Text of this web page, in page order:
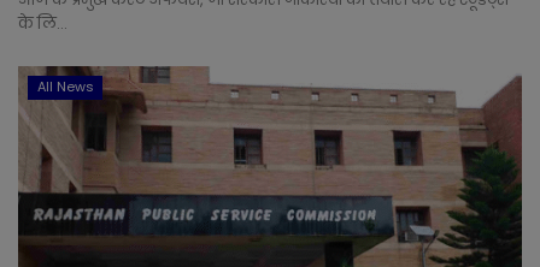
के लि...
All News